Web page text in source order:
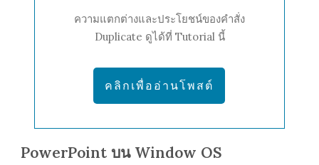
ความแตกต่างและประโยชน์ของคำสั่ง
Duplicate ดูได้ที่ Tutorial นี้
คลิกเพื่ออ่านโพสต์
PowerPoint บน Window OS